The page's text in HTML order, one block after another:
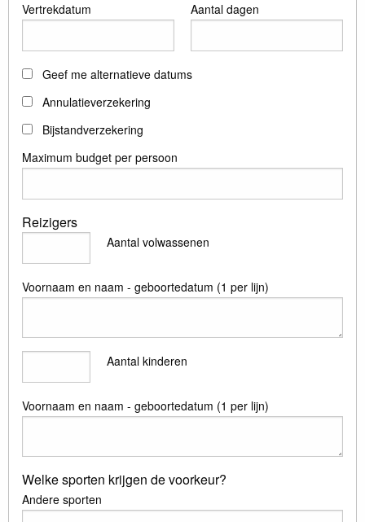
Vertrekdatum Aantal dagen
Geef me alternatieve datums
Annulatieverzekering
Bijstandverzekering
Maximum budget per persoon
Reizigers
Aantal volwassenen
Voornaam en naam - geboortedatum (1 per lijn)
Aantal kinderen
Voornaam en naam - geboortedatum (1 per lijn)
Welke sporten krijgen de voorkeur?
Andere sporten